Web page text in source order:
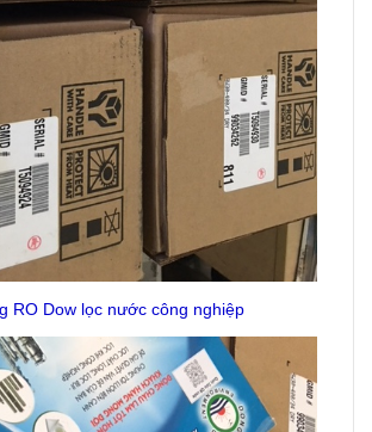
RO Dow lọc nước công nghiệp